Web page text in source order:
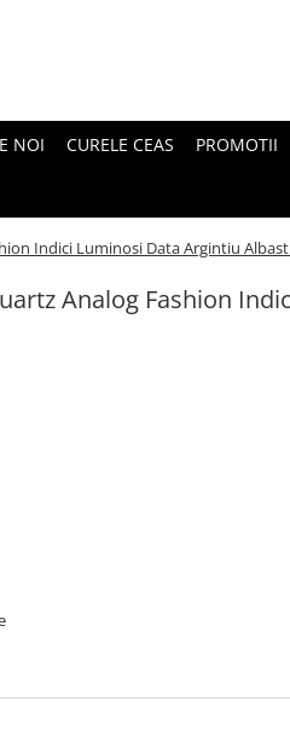
NOI CURELE CEAS PROMOTII
Indici Luminosi Data Argintiu
Analog Fashion